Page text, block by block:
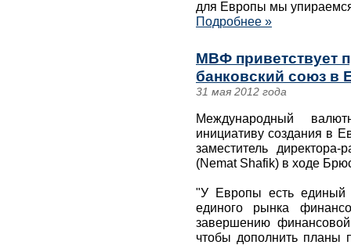
для Европы мы
Подробнее »
МВФ приветствует
банковский союз в
31 мая 2012 года
Международный
инициативу создания в
заместитель
(Nemat Shafik) в ходе
"У Европы есть единый
единого рынка
завершению
чтобы дополнить планы